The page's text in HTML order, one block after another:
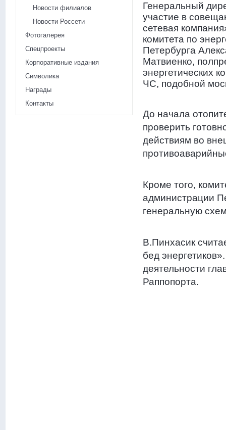
Новости филиалов
Новости Россети
Фотогалерея
Спецпроекты
Корпоративные издания
Символика
Награды
Контакты
Генеральный
участие в
сетевая
комитета по
Петербурга
Матвиенко,
энергетических
ЧС, подобной
До начала
проверить
действиям во
Кроме того,
администрации
генеральную
В.Пинхасик
бед
деятельности
Раппопорта.